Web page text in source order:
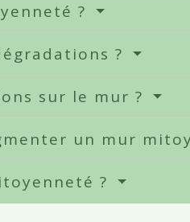
?
?
sur le mur ?
un mur
?